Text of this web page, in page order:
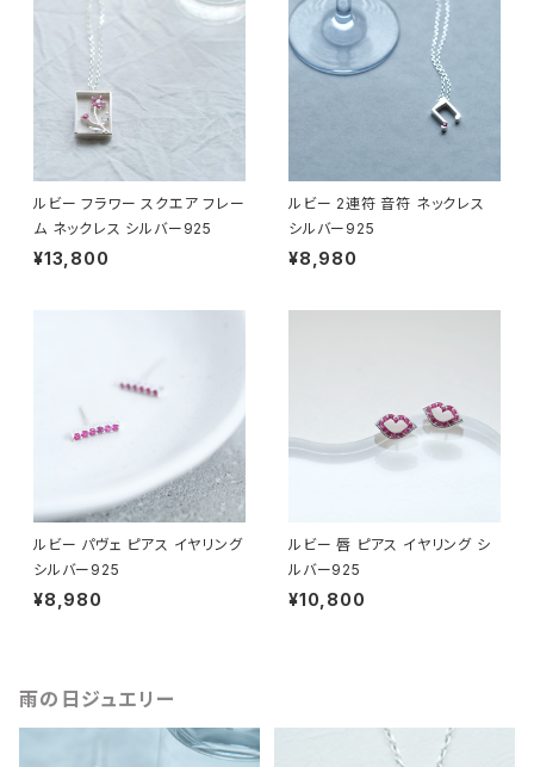
ルビー フラワー スクエア フレー
ム ネックレス シルバー925
¥13,800
ルビー 2連符 音符 ネックレス
シルバー925
¥8,980
ルビー パヴェ ピアス イヤリング
シルバー925
¥8,980
ルビー 唇 ピアス イヤリング シ
ルバー925
¥10,800
雨の日ジュエリー